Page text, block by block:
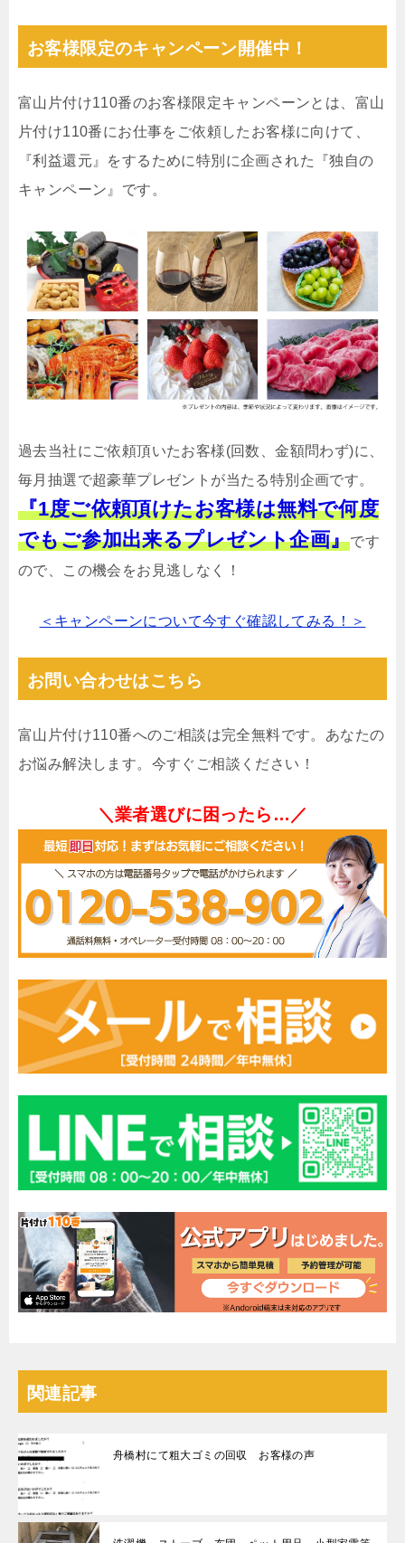
お客様限定のキャンペーン開催中！
富山片付け110番のお客様限定キャンペーンとは、富山
片付け110番にお仕事をご依頼したお客様に向けて、
『利益還元』をするために特別に企画された『独自の
キャンペーン』です。
過去当社にご依頼頂いたお客様(回数、金額問わず)に、
毎月抽選で超豪華プレゼントが当たる特別企画です。
『1度ご依頼頂けたお客様は無料で何度
でもご参加出来るプレゼント企画』です
ので、この機会をお見逃しなく！
＜キャンペーンについて今すぐ確認してみる！＞
お問い合わせはこちら
富山片付け110番へのご相談は完全無料です。あなたの
お悩み解決します。今すぐご相談ください！
＼業者選びに困ったら…／
関連記事
舟橋村にて粗大ゴミの回収 お客様の声